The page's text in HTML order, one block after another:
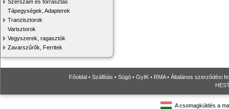
Szerszám és forrasztás
Tápegységek, Adapterek
Tranzisztorok
Varisztorok
Vegyszerek, ragasztók
Zavarszűrők, Ferritek
Főoldal • Szállítás • Súgó • GyIK • RMA• Általános szerződési
A csomagküldés a